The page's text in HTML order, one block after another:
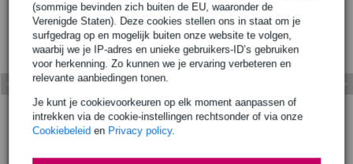
(sommige bevinden zich buiten de EU, waaronder de
Verenigde Staten). Deze cookies stellen ons in staat om je
surfgedrag op en mogelijk buiten onze website te volgen,
waarbij we je IP-adres en unieke gebruikers-ID’s gebruiken
voor herkenning. Zo kunnen we je ervaring verbeteren en
relevante aanbiedingen tonen.
Je kunt je cookievoorkeuren op elk moment aanpassen of
intrekken via de cookie-instellingen rechtsonder of via onze
Cookiebeleid en Privacy policy.